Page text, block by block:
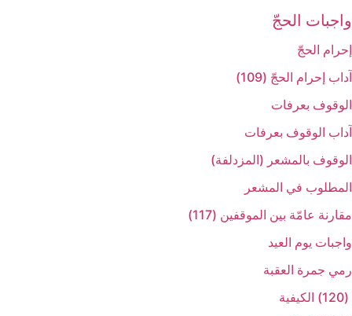
واجبات الحجّ‏
إحرام الحجّ‏
آداب إحرام الحجّ (109)
الوقوف بعرفات‏
آداب الوقوف بعرفات‏
الوقوف بالمشعر (المزدلفة)
المطلوب في المشعر
مقارنة عامّة بين الموقفين (117)
واجبات يوم العيد
رمي جمرة العقبة
(120) الكيفية